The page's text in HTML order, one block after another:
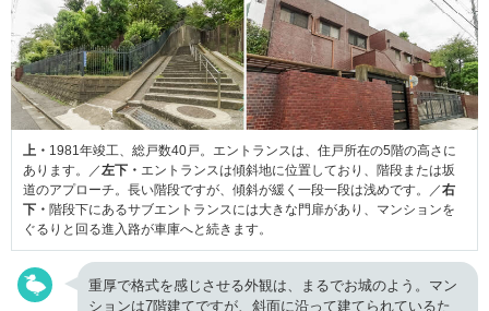
上・ 1981年竣工、総戸数40戸。エントランスは、住戸所在の5階の高さに
あります。／左下・ エントランスは傾斜地に位置しており、階段または坂
道のアプローチ。長い階段ですが、傾斜が緩く一段一段は浅めです。／右
下・ 階段下にあるサブエントランスには大きな門扉があり、マンションを
ぐるりと回る進入路が車庫へと続きます。
重厚で格式を感じさせる外観は、まるでお城のよう。マン
ションは7階建てですが、斜面に沿って建てられているた